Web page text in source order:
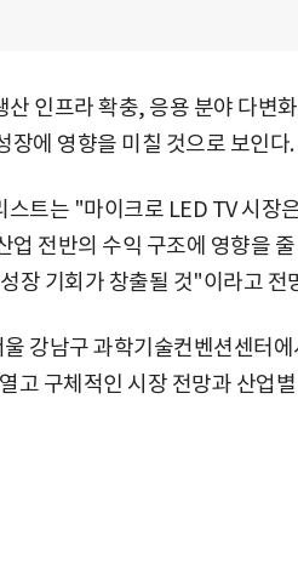
산 인프라 확충, 응용 분야 다변
장에 영향을 미칠 것으로 보인다.
트는 "마이크로 LED TV 시장
업 전반의 수익 구조에 영향을
장 기회가 창출될 것"이라고 전
강남구 과학기술컨벤션센터
고 구체적인 시장 전망과 산업